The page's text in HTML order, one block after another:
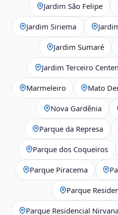
Jardim São Felipe
Jardim Siriema
Jardim Sumaré
Jardim Terceiro
Marmeleiro Mato
Nova Gardênia
Parque da Represa
Parque dos Coqueiros
Parque Piracema
Parque
Parque Residencial Nirvana